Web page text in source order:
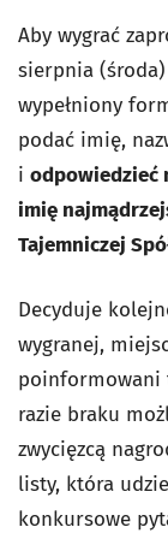
Aby wygrać
sierpnia (środa)
wypełniony
podać imię,
i odpowiedzieć
imię
Tajemniczej
Decyduje
wygranej,
poinformowani
razie braku
zwycięzcą
listy, która
konkursowe